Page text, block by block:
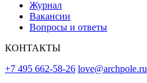
Журнал
Вакансии
Вопросы и ответы
КОНТАКТЫ
+7 495 662-58-26 love@archpole.ru